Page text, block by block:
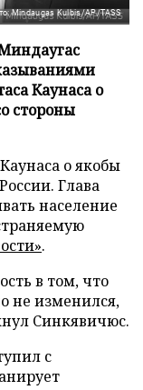
Mindaugas Kulbis/AP/TASS
Каунаса о
стороны
о якобы
Глава
население
.
в том, что
не изменился,
Синкявичюс.
с